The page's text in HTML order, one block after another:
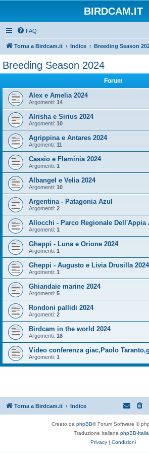
BIRDCAM.IT
FAQ
Torna a Birdcam.it Indice Breeding Season
Breeding Season 2024
Forum
Alex e Amelia 2024
Argomenti: 14
Alrisha e Sirius 2024
Argomenti: 10
Agrippina e Antares 2024
Argomenti: 11
Cassio e Flaminia 2024
Argomenti: 1
Albangel e Velia 2024
Argomenti: 10
Argentina - Patagonia Azul
Argomenti: 2
Allocchi - Parco Regionale Dell'Appia
Argomenti: 1
Gheppi - Luna e Orione 2024
Argomenti: 1
Gheppi - Augusto e Livia Drusilla 2024
Argomenti: 1
Ghiandaie marine 2024
Argomenti: 5
Rondoni pallidi 2024
Argomenti: 2
Birdcam in the world 2024
Argomenti: 18
Video conferenza giac,Paolo
Argomenti: 1
Torna a Birdcam.it Indice
Creato da phpBB® Forum Software ©
Traduzione Italiana phpBB-
Privacy | Condizioni